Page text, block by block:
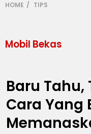
HOME TIPS
Mobil Bekas
Baru
Cara Yang